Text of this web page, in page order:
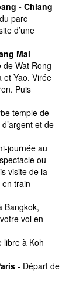
- Chiang
parc
d’une
Mai
de Wat Rong
et Yao. Virée
Puis
temple de
et de
journée au
ou
visite de la
train
Bangkok,
vol en
libre à Koh
- Départ de